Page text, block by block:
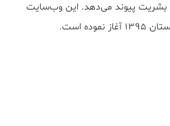
بشریت پیوند می‌دهد. این وب‌سایت
است.